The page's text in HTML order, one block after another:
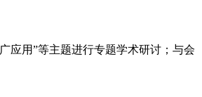
应用”等主题进行专题学术研讨；与会